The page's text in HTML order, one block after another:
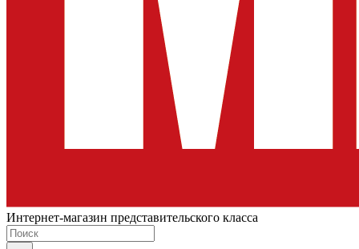
Интернет-магазин представительского класса